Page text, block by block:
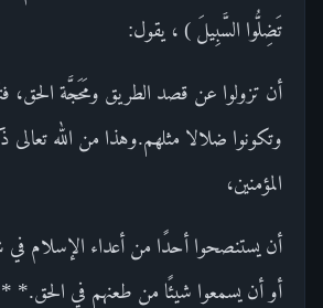
تَضِلُّوا السَّبِيلَ ) ، يقول:
أن تزولوا عن قصد الطريق ومَحَجَّة الحق،
وتكونوا ضلالا مثلهم.وهذا من الله تعالى
المؤمنين،
أن يستنصحوا أحدًا من أعداء الإسلام
أو أن يسمعوا شيئًا من طعنهم في